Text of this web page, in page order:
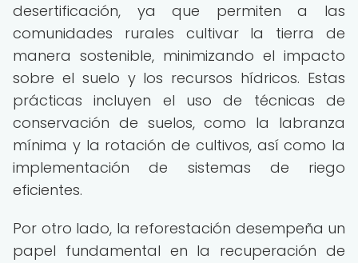
desertificación, ya que permiten a las
comunidades rurales cultivar la tierra de
manera sostenible, minimizando el impacto
sobre el suelo y los recursos hídricos. Estas
prácticas incluyen el uso de técnicas de
conservación de suelos, como la labranza
mínima y la rotación de cultivos, así como la
implementación de sistemas de riego
eficientes.
Por otro lado, la reforestación desempeña un
papel fundamental en la recuperación de